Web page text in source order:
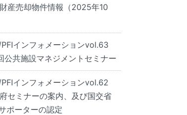
産売却物件情報（2025年10
PFIインフォメーションvol.63
公共施設マネジメントセミナー
PFIインフォメーションvol.62
セミナーの案内、及び国交省
ポーターの認定